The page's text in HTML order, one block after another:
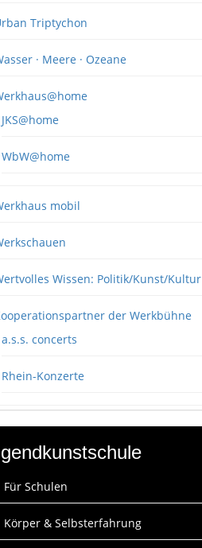
Triptychon
· Meere · Ozeane
JKS@home
WbW@home
mobil
Wissen: Politik/Kunst/Kultur
der Werkbühne
a.s.s. concerts
Rhein-Konzerte
Für Schulen
Körper & Selbsterfahrung